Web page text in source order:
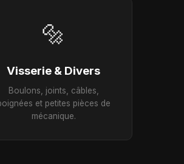
🔩
Visserie & Divers
Boulons, joints, câbles,
et petites pièces de
mécanique.